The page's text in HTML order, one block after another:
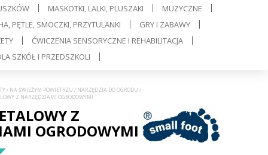
MASKOTKI, LALKI, PLUSZAKI
MUZYCZNE
PĘTLE, SMOCZKI, PRZYTULANKI
GRY I ZABAWY
ĆWICZENIA SENSORYCZNE I REHABILITACJA
SZKÓŁ I PRZEDSZKOLI
/ NA ŚWIEŻYM POWIETRZU / NARZĘDZIA DO OGRODU /
Z NARZĘDZIAMI OGRODOWYMI
Z
OGRODOWYMI